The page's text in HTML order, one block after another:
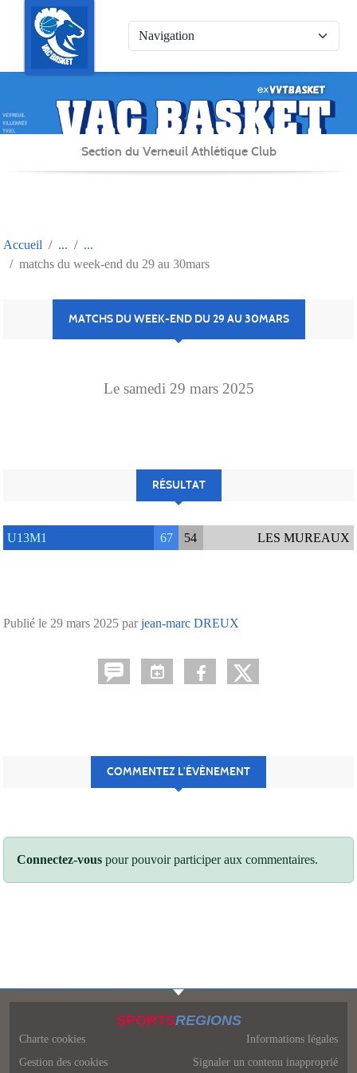
Section du Verneuil Athlétique Club
Accueil
matchs du week-end du 29 au 30mars
MATCHS DU WEEK-END DU 29 AU 30MARS
Le samedi 29 mars 2025
RÉSULTAT
U13M1 67 54 LES MUREAUX
Publié le 29 mars 2025 parjean-marc DREUX
COMMENTEZ L’ÉVÈNEMENT
Connectez-vous pour pouvoir participer aux commentaires.
SPORTSREGIONS
Charte cookies
Gestion des cookies
Informations légales
Signaler un contenu inapproprié
Panneau de gestion des cookies